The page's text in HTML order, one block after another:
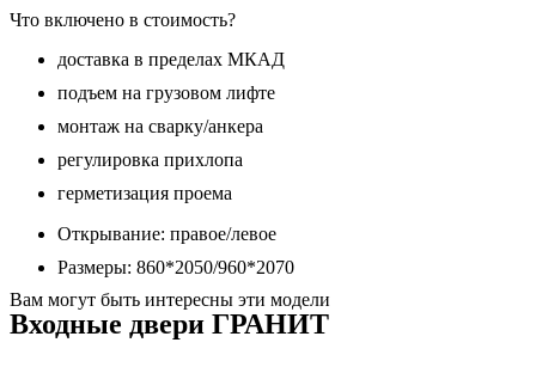
Что включено в стоимость?
доставка в пределах МКАД
подъем на грузовом лифте
монтаж на сварку/анкера
регулировка прихлопа
герметизация проема
Открывание: правое/левое
Размеры: 860*2050/960*2070
Вам могут быть интересны эти модели
Входные двери ГРАНИТ